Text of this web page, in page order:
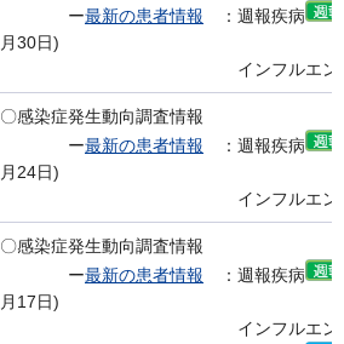
ー最新の患者情報 ：週報疾病
月30日)
インフルエンザの流
〇感染症発生動向調査情報
ー最新の患者情報 ：週報疾病
月24日)
インフルエンザの流
〇感染症発生動向調査情報
ー最新の患者情報 ：週報疾病
月17日)
インフルエンザの流